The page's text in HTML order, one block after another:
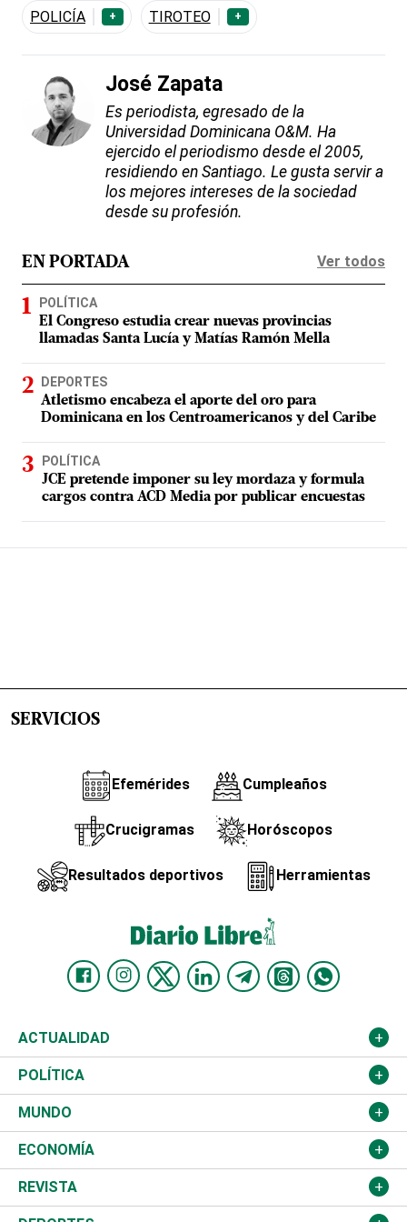
POLICÍA + TIROTEO +
José Zapata
Es periodista, egresado de la
Universidad Dominicana O&M. Ha
ejercido el periodismo desde el 2005,
residiendo en Santiago. Le gusta servir a
los mejores intereses de la sociedad
desde su profesión.
EN PORTADA Ver todos
POLÍTICA
El Congreso estudia crear nuevas provincias
llamadas Santa Lucía y Matías Ramón Mella
DEPORTES
Atletismo encabeza el aporte del oro para
Dominicana en los Centroamericanos y del Caribe
POLÍTICA
JCE pretende imponer su ley mordaza y formula
cargos contra ACD Media por publicar encuestas
SERVICIOS
Efemérides Cumpleaños
Crucigramas Horóscopos
Resultados deportivos Herramientas
ACTUALIDAD
Nacional
Ciudad
Educación
Salud
POLÍTICA
Partidos
JCE
TSE
MUNDO
Estados Unidos
América Latina
ECONOMÍA
Finanzas
REVISTA